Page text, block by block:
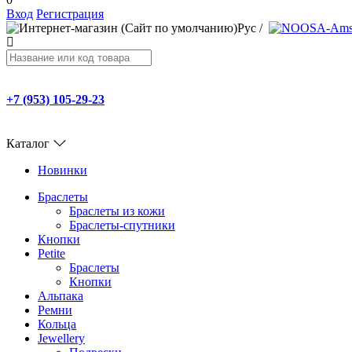
Вход Регистрация
Рус /
+7 (953) 105-29-23
Каталог
Новинки
Браслеты
Браслеты из кожи
Браслеты-спутники
Кнопки
Petite
Браслеты
Кнопки
Альпака
Ремни
Кольца
Jewellery